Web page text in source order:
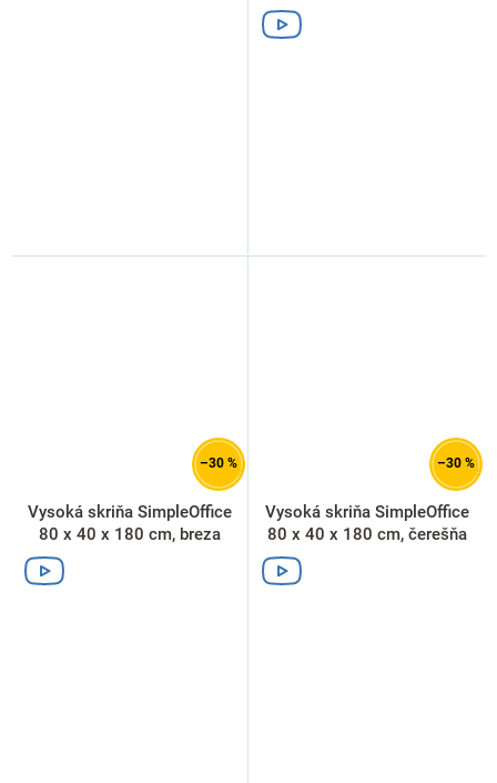
–30 %
Vysoká skriňa SimpleOffice
80 x 40 x 180 cm, breza
–30 %
Vysoká skriňa SimpleOffice
80 x 40 x 180 cm, čerešňa